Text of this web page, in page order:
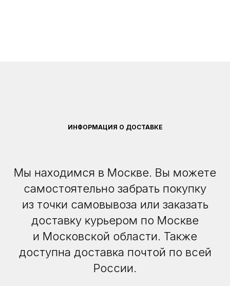
ИНФОРМАЦИЯ О ДОСТАВКЕ
Мы находимся в Москве. Вы можете
самостоятельно забрать покупку
из точки самовывоза или заказать
доставку курьером по Москве
и Московской области. Также
доступна доставка почтой по всей
России.